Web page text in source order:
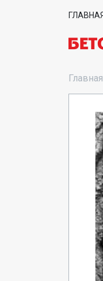
ГЛАВНАЯ
Главная